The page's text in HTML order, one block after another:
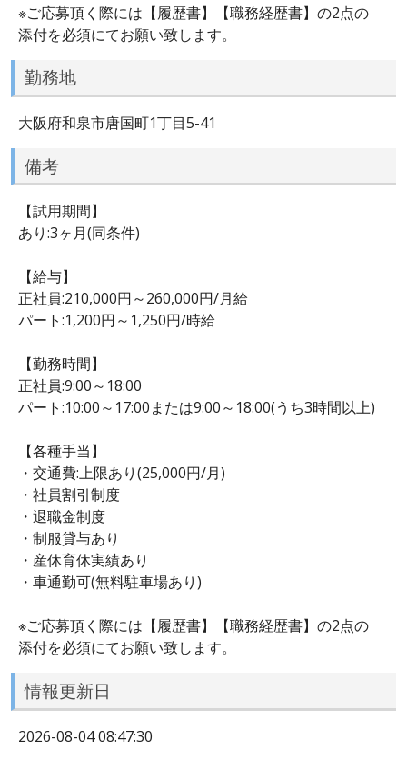
※ご応募頂く際には【履歴書】【職務経歴書】の2点の
添付を必須にてお願い致します。
勤務地
大阪府和泉市唐国町1丁目5-41
備考
【試用期間】
あり:3ヶ月(同条件)
【給与】
正社員:210,000円～260,000円/月給
パート:1,200円～1,250円/時給
【勤務時間】
正社員:9:00～18:00
パート:10:00～17:00または9:00～18:00(うち3時間以上)
【各種手当】
・交通費:上限あり(25,000円/月)
・社員割引制度
・退職金制度
・制服貸与あり
・産休育休実績あり
・車通勤可(無料駐車場あり)
※ご応募頂く際には【履歴書】【職務経歴書】の2点の
添付を必須にてお願い致します。
情報更新日
2026-08-04 08:47:30